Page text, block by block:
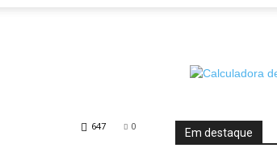
0
647
Em destaque